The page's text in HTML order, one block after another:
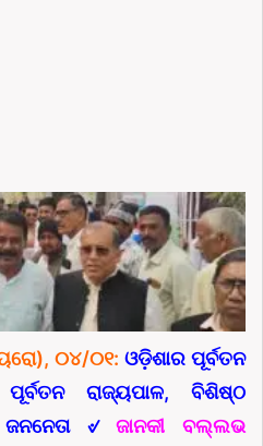
୦୪/୦୧: ଓଡ଼ିଶାର ପୂର୍ବତନ
ରାଜ୍ୟପାଳ, ବିଶିଷ୍ଠ
୰ଜାନକୀ ବଲ୍ଲଭ